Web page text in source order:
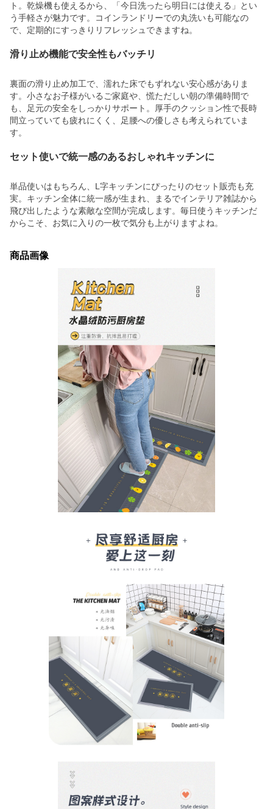
ト。乾燥機も使えるから、「今日洗ったら明日には使える」とい
う手軽さが魅力です。コインランドリーでの丸洗いも可能なの
で、定期的にすっきりリフレッシュできますね。
滑り止め機能で安全性もバッチリ
裏面の滑り止め加工で、濡れた床でもずれない安心感がありま
す。小さなお子様がいるご家庭や、慌ただしい朝の準備時間で
も、足元の安全をしっかりサポート。厚手のクッション性で長時
間立っていても疲れにくく、足腰への優しさも考えられていま
す。
セット使いで統一感のあるおしゃれキッチンに
単品使いはもちろん、L字キッチンにぴったりのセット販売も充
実。キッチン全体に統一感が生まれ、まるでインテリア雑誌から
飛び出したような素敵な空間が完成します。毎日使うキッチンだ
からこそ、お気に入りの一枚で気分も上がりますよね。
商品画像